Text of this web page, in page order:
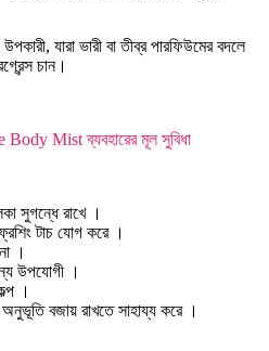
যারা ভারী বা তীব্র পারফিউমের বদলে
চান।
Mist ব্যবহারের মূল সুবিধা
সুগন্ধে রাখে ।
টাচ যোগ করে ।
।
উপযোগী ।
।
বজায় রাখতে সাহায্য করে ।